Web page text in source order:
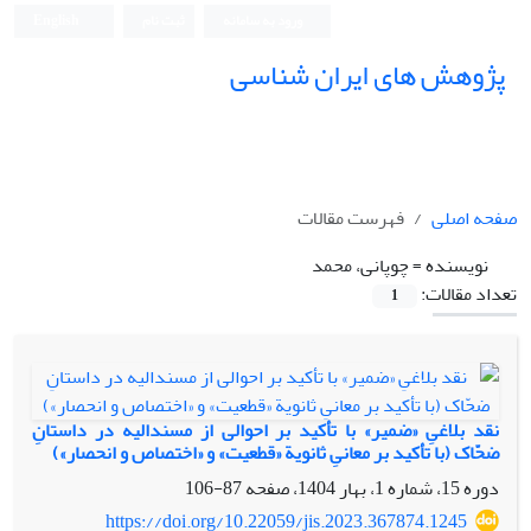
پژوهش های ایران شناسی
صفحه اصلی
فهرست مقالات
نویسنده =چوپانی، محمد
تعداد مقالات:
1
نقد بلاغیِ «ضمیر» با تأکید بر احوالی از مسندالیه در داستانِ
ضحّاک (با تأکید بر معانیِ ثانویة «قطعیت» و «اختصاص و انحصار»)
دوره 15، شماره 1، بهار 1404، صفحه
87-106
https://doi.org/10.22059/jis.2023.367874.1245